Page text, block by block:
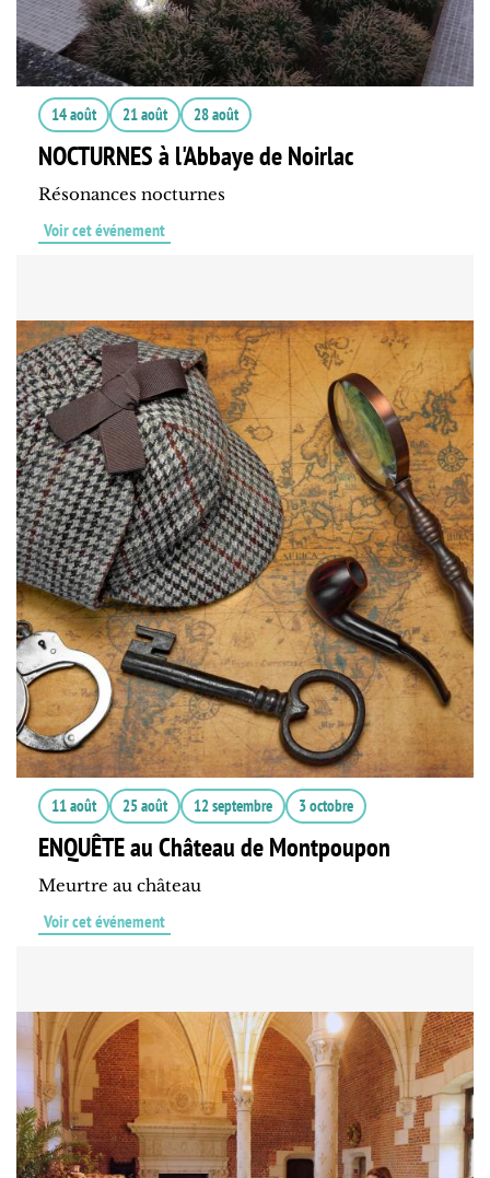
14 août 21 août 28 août
NOCTURNES à l'Abbaye de Noirlac
Résonances nocturnes
Voir cet événement
11 août 25 août 12 septembre 3 octobre
ENQUÊTE au Château de Montpoupon
Meurtre au château
Voir cet événement